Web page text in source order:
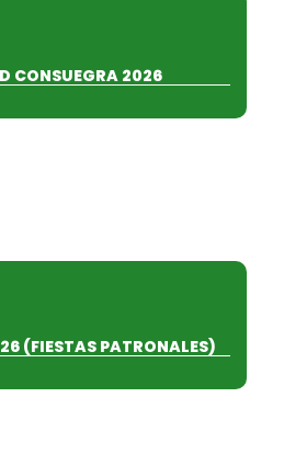
CONSUEGRA 2026
(FIESTAS PATRONALES)